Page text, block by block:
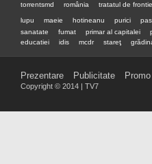
torrentsmd românia tratatul de
lupu maeie hotineanu purici
sanatate
fumat primar al capitalei
educatiei
idis mcdr stareţ
Prezentare Publicitate
Copyright © 2014 | TV7